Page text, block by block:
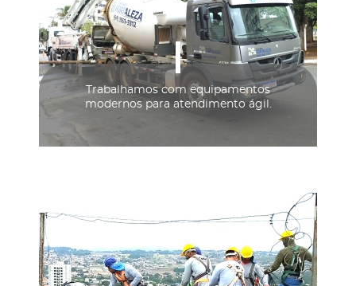
Trabalhamos com equipamentos
modernos para atendimento ágil.